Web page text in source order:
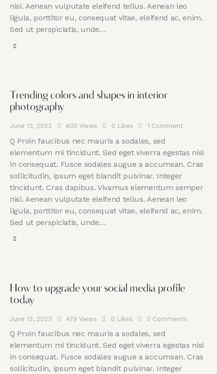
nisi. Aenean vulputate eleifend tellus. Aenean leo
ligula, porttitor eu, consequat vitae, eleifend ac, enim.
Sed ut perspiciatis, unde…
Trending colors and shapes in interior
photography
June 13, 2023 600 Views 0 Likes 1 Comment
Q Proin faucibus nec mauris a sodales, sed
elementum mi tincidunt. Sed eget viverra egestas nisi
in consequat. Fusce sodales augue a accumsan. Cras
sollicitudin, ipsum eget blandit pulvinar. Integer
tincidunt. Cras dapibus. Vivamus elementum semper
nisi. Aenean vulputate eleifend tellus. Aenean leo
ligula, porttitor eu, consequat vitae, eleifend ac, enim.
Sed ut perspiciatis, unde…
How to upgrade your social media profile
today
June 13, 2023 479 Views 0 Likes 0 Comments
Q Proin faucibus nec mauris a sodales, sed
elementum mi tincidunt. Sed eget viverra egestas nisi
in consequat. Fusce sodales augue a accumsan. Cras
sollicitudin, ipsum eget blandit pulvinar. Integer